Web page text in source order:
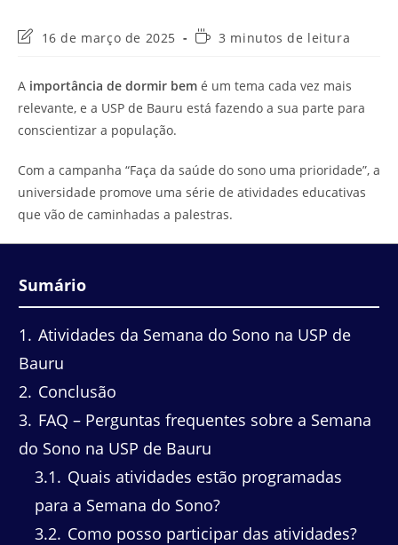
Última
post:
16 de março de 2025
Tempo3 minutos de leitura
A importância de dormir bem é um tema cada vez mais
relevante, e a USP de Bauru está fazendo a sua parte para
conscientizar a população.
Com a campanha “Faça da saúde do sono uma prioridade”, a
universidade promove uma série de atividades educativas
que vão de caminhadas a palestras.
Sumário
1
Atividades da Semana do Sono na USP de
Bauru
2 Conclusão
3 FAQ – Perguntas frequentes sobre a Semana
do Sono na USP de Bauru
3.1
Quais atividades estão programadas
para a Semana do Sono?
3.2 Como posso participar das atividades?